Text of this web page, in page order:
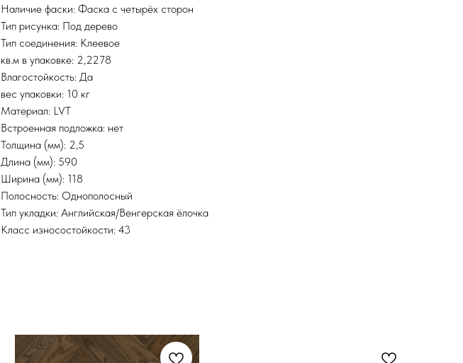
Наличие фаски: Фаска с четырёх сторон
Тип рисунка: Под дерево
Тип соединения: Клеевое
кв.м в упаковке: 2,2278
Влагостойкость: Да
вес упаковки: 10 кг
Материал: LVT
Встроенная подложка: нет
Толщина (мм): 2,5
Длина (мм): 590
Ширина (мм): 118
Полосность: Однополосный
Тип укладки: Английская/Венгерская ёлочка
Класс износостойкости: 43